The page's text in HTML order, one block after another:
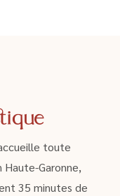
toute
Haute-Garonne,
35 minutes de